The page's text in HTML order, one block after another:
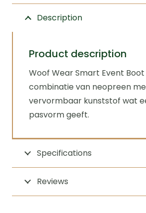
quantity
Description
Product description
Woof Wear Smart Event Boot
combinatie van neopreen
vervormbaar kunststof wat
pasvorm geeft.
Specifications
Reviews